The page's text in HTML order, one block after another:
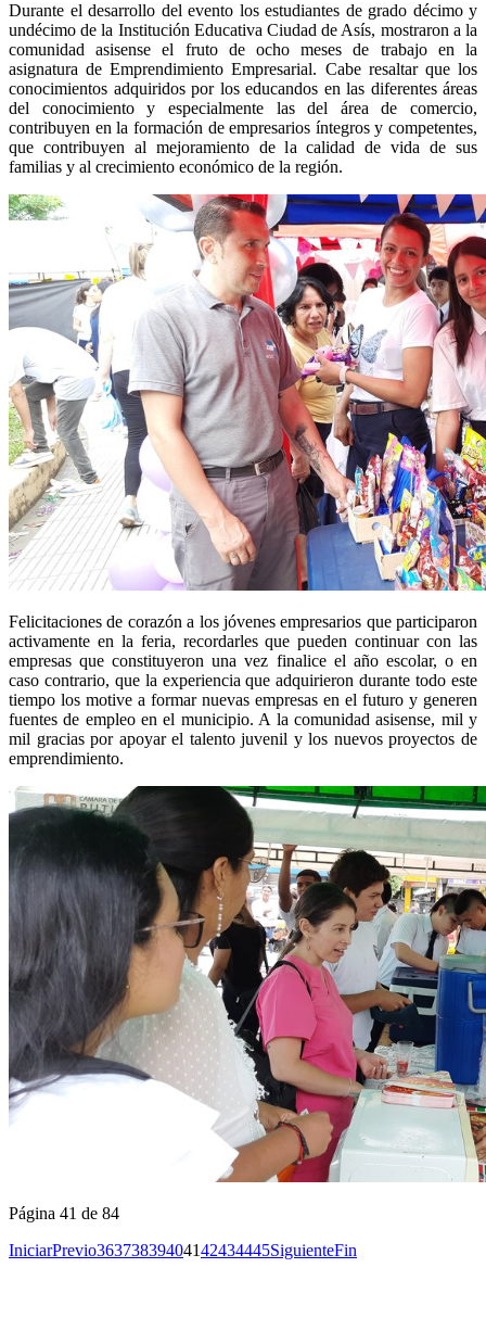
Durante el desarrollo del evento los estudiantes de grado décimo y
undécimo de la Institución Educativa Ciudad de Asís, mostraron a la
comunidad asisense el fruto de ocho meses de trabajo en la
asignatura de Emprendimiento Empresarial. Cabe resaltar que los
conocimientos adquiridos por los educandos en las diferentes áreas
del conocimiento y especialmente las del área de comercio,
contribuyen en la formación de empresarios íntegros y competentes,
que contribuyen al mejoramiento de la calidad de vida de sus
familias y al crecimiento económico de la región.
Felicitaciones de corazón a los jóvenes empresarios que participaron
activamente en la feria, recordarles que pueden continuar con las
empresas que constituyeron una vez finalice el año escolar, o en
caso contrario, que la experiencia que adquirieron durante todo este
tiempo los motive a formar nuevas empresas en el futuro y generen
fuentes de empleo en el municipio. A la comunidad asisense, mil y
mil gracias por apoyar el talento juvenil y los nuevos proyectos de
emprendimiento.
Página 41 de 84
IniciarPrevio36373839404142434445SiguienteFin